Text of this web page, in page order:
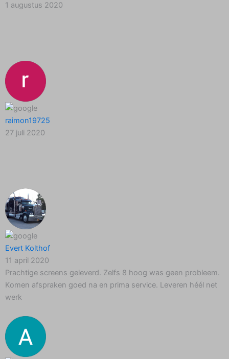
1 augustus 2020
raimon19725
27 juli 2020
Evert Kolthof
11 april 2020
Prachtige screens geleverd. Zelfs 8 hoog was geen probleem.
Komen afspraken goed na en prima service. Leveren héél net
werk